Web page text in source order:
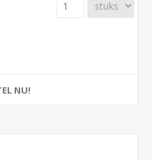
NU!